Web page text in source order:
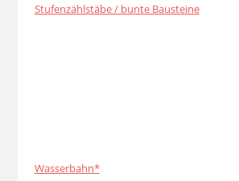
Stufenzählstäbe / bunte Bausteine
Wasserbahn*